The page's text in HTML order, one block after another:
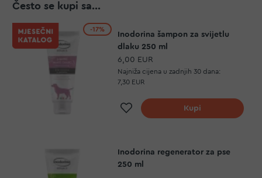
Često se kupi sa...
-17%
Inodorina šampon za svijetlu
dlaku 250 ml
6,00 EUR
Najniža cijena u zadnjih 30 dana:
7,30 EUR
Dodaj na listu želja
Kupi
Inodorina regenerator za pse
250 ml